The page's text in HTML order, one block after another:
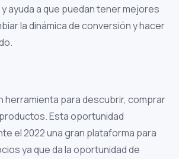
y ayuda a que puedan tener mejores
la dinámica de conversión y hacer
herramienta para descubrir, comprar
Esta oportunidad
el 2022 una gran plataforma para
ya que da la oportunidad de